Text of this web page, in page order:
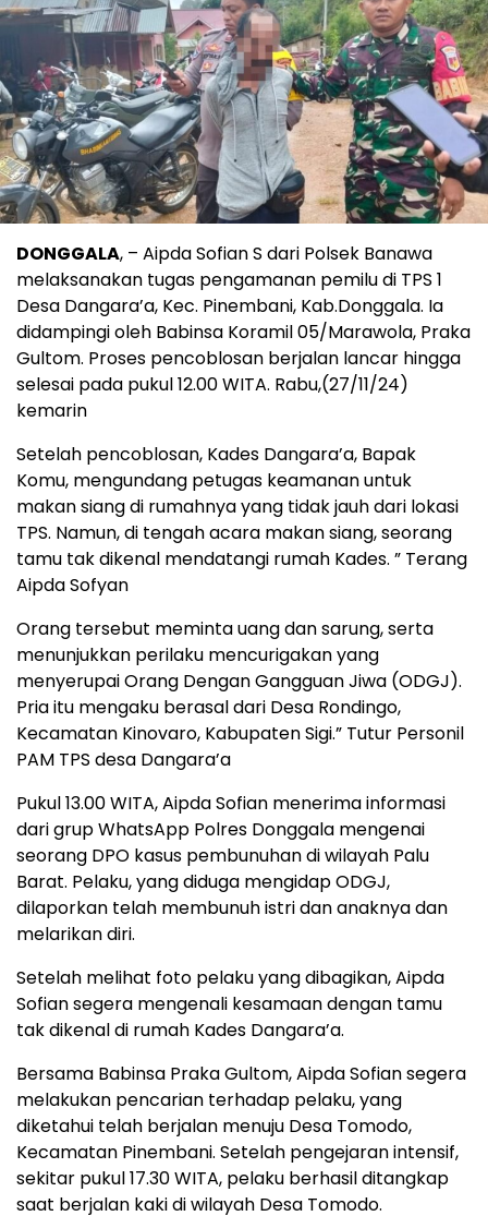
DONGGALA, – Aipda Sofian S dari Polsek Banawa
melaksanakan tugas pengamanan pemilu di TPS 1
Desa Dangara’a, Kec. Pinembani, Kab.Donggala. Ia
didampingi oleh Babinsa Koramil 05/Marawola, Praka
Gultom. Proses pencoblosan berjalan lancar hingga
selesai pada pukul 12.00 WITA. Rabu,(27/11/24)
kemarin
Setelah pencoblosan, Kades Dangara’a, Bapak
Komu, mengundang petugas keamanan untuk
makan siang di rumahnya yang tidak jauh dari lokasi
TPS. Namun, di tengah acara makan siang, seorang
tamu tak dikenal mendatangi rumah Kades. ” Terang
Aipda Sofyan
Orang tersebut meminta uang dan sarung, serta
menunjukkan perilaku mencurigakan yang
menyerupai Orang Dengan Gangguan Jiwa (ODGJ).
Pria itu mengaku berasal dari Desa Rondingo,
Kecamatan Kinovaro, Kabupaten Sigi.” Tutur Personil
PAM TPS desa Dangara’a
Pukul 13.00 WITA, Aipda Sofian menerima informasi
dari grup WhatsApp Polres Donggala mengenai
seorang DPO kasus pembunuhan di wilayah Palu
Barat. Pelaku, yang diduga mengidap ODGJ,
dilaporkan telah membunuh istri dan anaknya dan
melarikan diri.
Setelah melihat foto pelaku yang dibagikan, Aipda
Sofian segera mengenali kesamaan dengan tamu
tak dikenal di rumah Kades Dangara’a.
Bersama Babinsa Praka Gultom, Aipda Sofian segera
melakukan pencarian terhadap pelaku, yang
diketahui telah berjalan menuju Desa Tomodo,
Kecamatan Pinembani. Setelah pengejaran intensif,
sekitar pukul 17.30 WITA, pelaku berhasil ditangkap
saat berjalan kaki di wilayah Desa Tomodo.